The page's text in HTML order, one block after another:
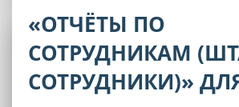
«ОТЧЁТЫ ПО
СОТРУДНИКАМ
СОТРУДНИКИ)»